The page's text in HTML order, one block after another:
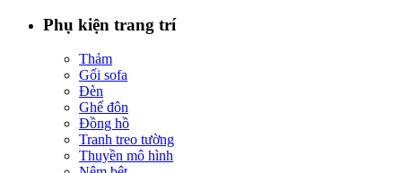
Phụ kiện trang trí
Thảm
Gối sofa
Đèn
Ghế đôn
Đồng hồ
Tranh treo tường
Thuyền mô hình